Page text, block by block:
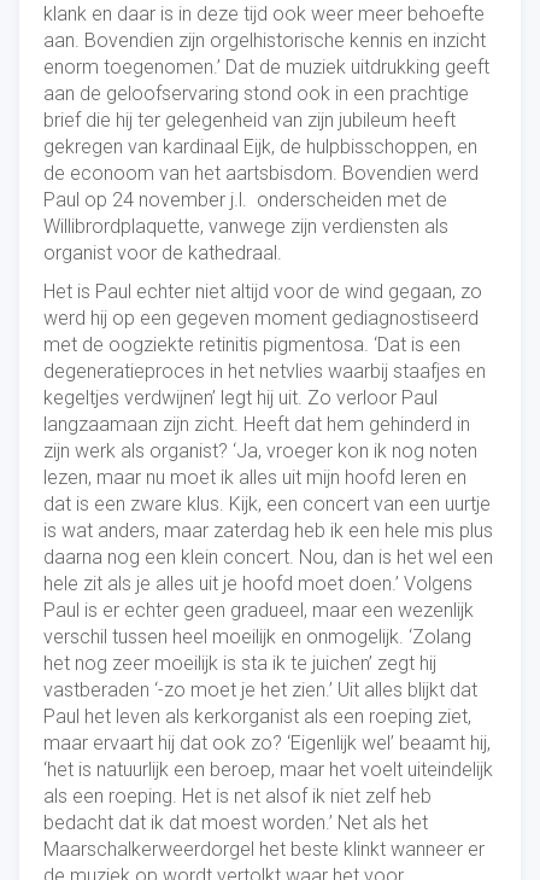
klank en daar is in deze tijd ook weer meer behoefte
aan. Bovendien zijn orgelhistorische kennis en inzicht
enorm toegenomen.’ Dat de muziek uitdrukking geeft
aan de geloofservaring stond ook in een prachtige
brief die hij ter gelegenheid van zijn jubileum heeft
gekregen van kardinaal Eijk, de hulpbisschoppen, en
de econoom van het aartsbisdom. Bovendien werd
Paul op 24 november j.l. onderscheiden met de
Willibrordplaquette, vanwege zijn verdiensten als
organist voor de kathedraal.
Het is Paul echter niet altijd voor de wind gegaan, zo
werd hij op een gegeven moment gediagnostiseerd
met de oogziekte retinitis pigmentosa. ‘Dat is een
degeneratieproces in het netvlies waarbij staafjes en
kegeltjes verdwijnen’ legt hij uit. Zo verloor Paul
langzaamaan zijn zicht. Heeft dat hem gehinderd in
zijn werk als organist? ‘Ja, vroeger kon ik nog noten
lezen, maar nu moet ik alles uit mijn hoofd leren en
dat is een zware klus. Kijk, een concert van een uurtje
is wat anders, maar zaterdag heb ik een hele mis plus
daarna nog een klein concert. Nou, dan is het wel een
hele zit als je alles uit je hoofd moet doen.’ Volgens
Paul is er echter geen gradueel, maar een wezenlijk
verschil tussen heel moeilijk en onmogelijk. ‘Zolang
het nog zeer moeilijk is sta ik te juichen’ zegt hij
vastberaden ‘-zo moet je het zien.’ Uit alles blijkt dat
Paul het leven als kerkorganist als een roeping ziet,
maar ervaart hij dat ook zo? ‘Eigenlijk wel’ beaamt hij,
‘het is natuurlijk een beroep, maar het voelt uiteindelijk
als een roeping. Het is net alsof ik niet zelf heb
bedacht dat ik dat moest worden.’ Net als het
Maarschalkerweerdorgel het beste klinkt wanneer er